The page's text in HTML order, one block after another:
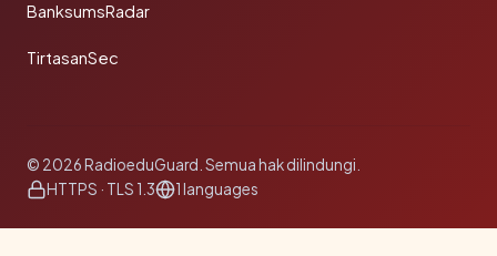
BanksumsRadar
TirtasanSec
© 2026 RadioeduGuard. Semua hak dilindungi.
HTTPS · TLS 1.3
1 languages